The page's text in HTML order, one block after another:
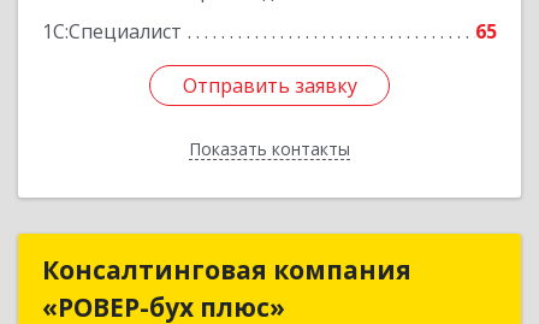
1С:Специалист
65
Отправить заявку
Показать контакты
Отправить заявку
Назад
Консалтинговая компания
«РОВЕР-бух плюс»
Консалтинговая компания
«РОВЕР-бух плюс»